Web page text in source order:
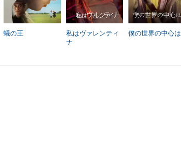
蟻の王
私はヴァレンティ
ナ
僕の世界の中心は